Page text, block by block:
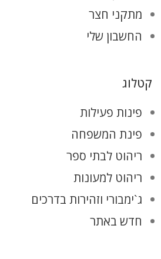
מתקני חצר
החשבון שלי
קטלוג
פינות פעילות
פינת המשפחה
ריהוט לבתי ספר
ריהוט למעונות
ג`ימבורי וזהירות בדרכים
חדש באתר